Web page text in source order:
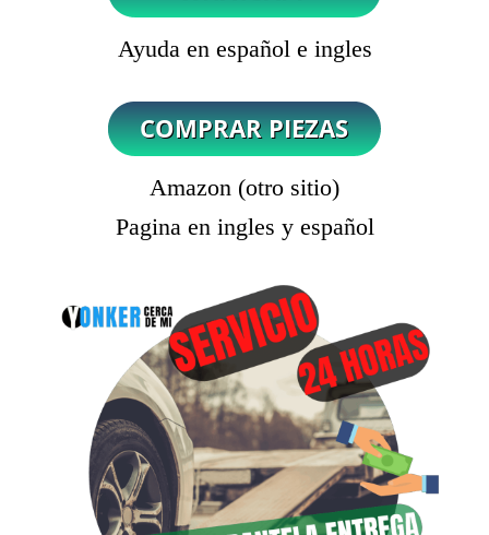
Ayuda en español e ingles
Amazon (otro sitio)
Pagina en ingles y español